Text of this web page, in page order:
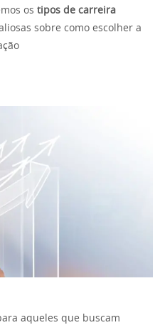
os tipos de carreira
sobre como escolher a
aqueles que buscam